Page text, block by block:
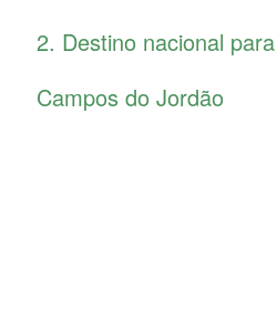
2. Destino nacional
Campos do Jordão